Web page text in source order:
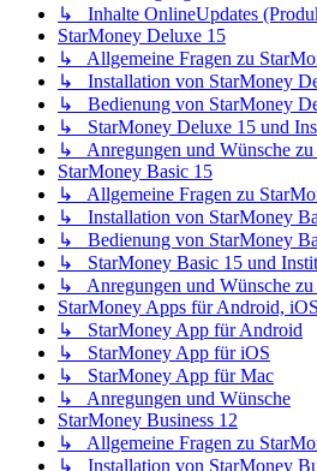
↳ Inhalte OnlineUpdates
StarMoney Deluxe 15
↳ Allgemeine Fragen zu
↳ Installation von StarMoney
↳ Bedienung von StarMoney
↳ StarMoney Deluxe 15 und
↳ Anregungen und Wünsche
StarMoney Basic 15
↳ Allgemeine Fragen zu
↳ Installation von StarMoney
↳ Bedienung von StarMoney
↳ StarMoney Basic 15 und
↳ Anregungen und Wünsche zu
StarMoney Apps für Android,
↳ StarMoney App für Android
↳ StarMoney App für iOS
↳ StarMoney App für Mac
↳ Anregungen und Wünsche
StarMoney Business 12
↳ Allgemeine Fragen zu
↳ Installation von StarMoney